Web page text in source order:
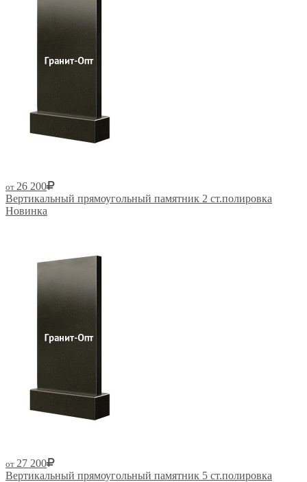
от 26 200
Вертикальный прямоугольный памятник 2 ст.полировка
Новинка
от 27 200
Вертикальный прямоугольный памятник 5 ст.полировка